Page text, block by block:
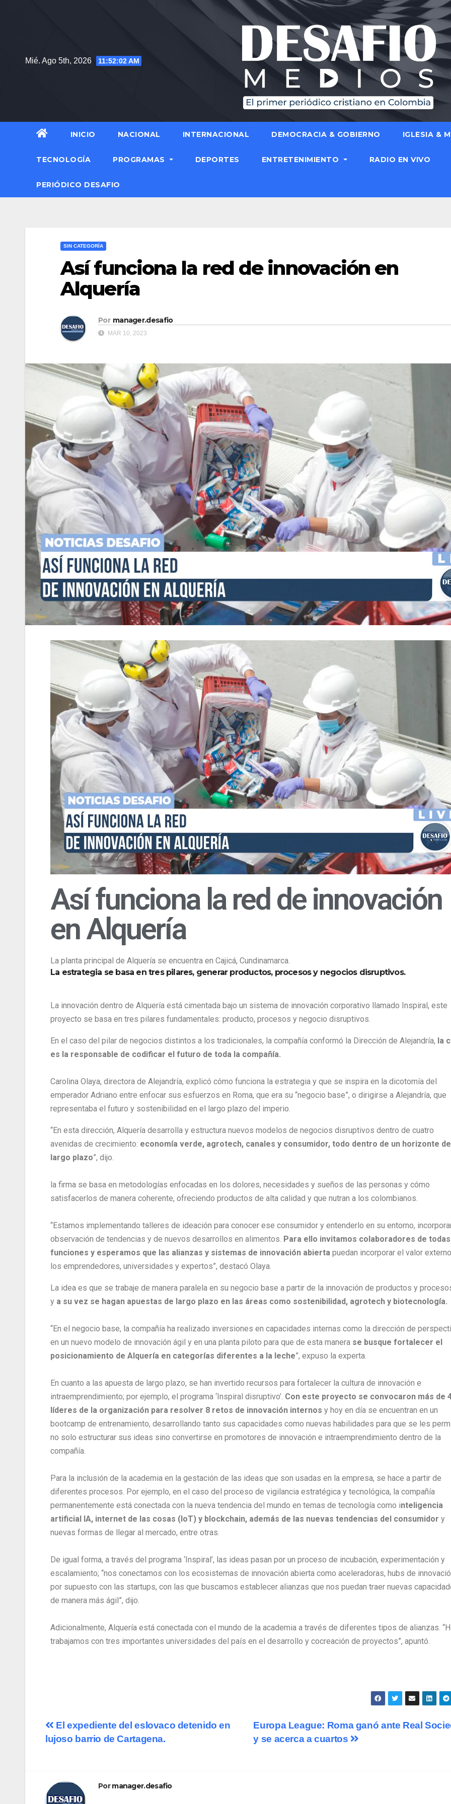
Mié. Ago 5th, 2026 11:52:04 AM
INICIO NACIONAL INTERNACIONAL DEMOCRACIA & GOBIERNO IGLESIA &
TECNOLOGÍA PROGRAMAS DEPORTES ENTRETENIMIENTO RADIO EN VIVO
PERIÓDICO DESAFIO
SIN CATEGORÍA
Así funciona la red de innovación en
Alquería
Por manager.desafio
MAR 10, 2023
Así funciona la red de innovación
en Alquería
La planta principal de Alquería se encuentra en Cajicá, Cundinamarca.
La estrategia se basa en tres pilares, generar productos, procesos y negocios disruptivos.
La innovación dentro de Alquería está cimentada bajo un sistema de innovación corporativo llamado Inspiral, este
proyecto se basa en tres pilares fundamentales: producto, procesos y negocio disruptivos.
En el caso del pilar de negocios distintos a los tradicionales, la compañía conformó la Dirección de Alejandría, la
es la responsable de codificar el futuro de toda la compañía.
Carolina Olaya, directora de Alejandría, explicó cómo funciona la estrategia y que se inspira en la dicotomía del
emperador Adriano entre enfocar sus esfuerzos en Roma, que era su “negocio base”, o dirigirse a Alejandría, que
representaba el futuro y sostenibilidad en el largo plazo del imperio.
“En esta dirección, Alquería desarrolla y estructura nuevos modelos de negocios disruptivos dentro de cuatro
avenidas de crecimiento: economía verde, agrotech, canales y consumidor, todo dentro de un horizonte de
largo plazo”, dijo.
la firma se basa en metodologías enfocadas en los dolores, necesidades y sueños de las personas y cómo
satisfacerlos de manera coherente, ofreciendo productos de alta calidad y que nutran a los colombianos.
“Estamos implementando talleres de ideación para conocer ese consumidor y entenderlo en su entorno,
observación de tendencias y de nuevos desarrollos en alimentos. Para ello invitamos colaboradores de
funciones y esperamos que las alianzas y sistemas de innovación abierta puedan incorporar el valor
los emprendedores, universidades y expertos”, destacó Olaya.
La idea es que se trabaje de manera paralela en su negocio base a partir de la innovación de productos y
y a su vez se hagan apuestas de largo plazo en las áreas como sostenibilidad, agrotech y biotecnología.
“En el negocio base, la compañía ha realizado inversiones en capacidades internas como la dirección de
en un nuevo modelo de innovación ágil y en una planta piloto para que de esta manera se busque fortalecer el
posicionamiento de Alquería en categorías diferentes a la leche”, expuso la experta.
En cuanto a las apuesta de largo plazo, se han invertido recursos para fortalecer la cultura de innovación e
intraemprendimiento; por ejemplo, el programa ‘Inspiral disruptivo’. Con este proyecto se convocaron más de
líderes de la organización para resolver 8 retos de innovación internos y hoy en día se encuentran en un
bootcamp de entrenamiento, desarrollando tanto sus capacidades como nuevas habilidades para que se les
no solo estructurar sus ideas sino convertirse en promotores de innovación e intraemprendimiento dentro de la
compañía.
Para la inclusión de la academia en la gestación de las ideas que son usadas en la empresa, se hace a partir de
diferentes procesos. Por ejemplo, en el caso del proceso de vigilancia estratégica y tecnológica, la compañía
permanentemente está conectada con la nueva tendencia del mundo en temas de tecnología como inteligencia
artificial IA, internet de las cosas (IoT) y blockchain, además de las nuevas tendencias del consumidor y
nuevas formas de llegar al mercado, entre otras.
De igual forma, a través del programa ‘Inspiral’, las ideas pasan por un proceso de incubación, experimentación y
escalamiento; “nos conectamos con los ecosistemas de innovación abierta como aceleradoras, hubs de
por supuesto con las startups, con las que buscamos establecer alianzas que nos puedan traer nuevas
de manera más ágil”, dijo.
Adicionalmente, Alquería está conectada con el mundo de la academia a través de diferentes tipos de alianzas.
trabajamos con tres importantes universidades del país en el desarrollo y cocreación de proyectos”, apuntó.
Europa League: Roma ganó ante Real
y se acerca a cuartos
El expediente del eslovaco detenido en
lujoso barrio de Cartagena.
Pormanager.desafio